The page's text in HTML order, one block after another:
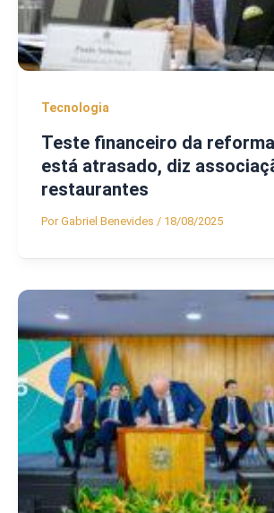
Tecnologia
Teste financeiro da
está atrasado, diz
restaurantes
PorGabriel Benevides / 18/08/2025